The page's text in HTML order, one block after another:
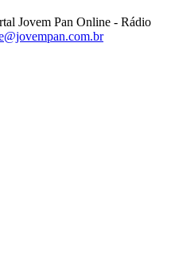
Jovem Pan Online - Rádio